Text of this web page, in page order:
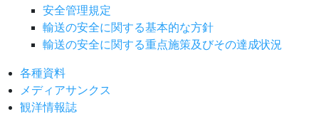
安全管理規定
輸送の安全に関する基本的な方針
輸送の安全に関する重点施策及びその達成状況
各種資料
メディアサンクス
観洋情報誌